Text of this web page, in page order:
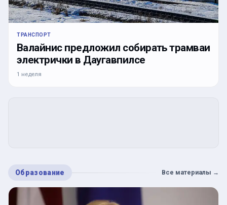
ТРАНСПОРТ
Валайнис предложил собирать трамваи
электрички в Даугавпилсе
1 неделя
Образование Все материалы →